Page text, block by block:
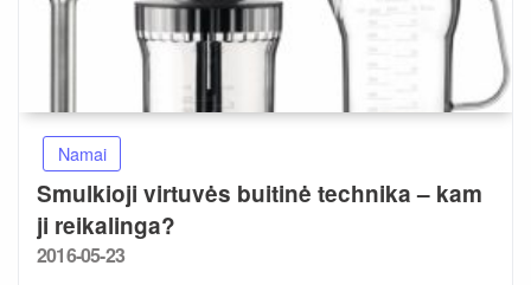
Namai
Smulkioji virtuvės buitinė technika – kam
ji reikalinga?
Posted
2016-05-23